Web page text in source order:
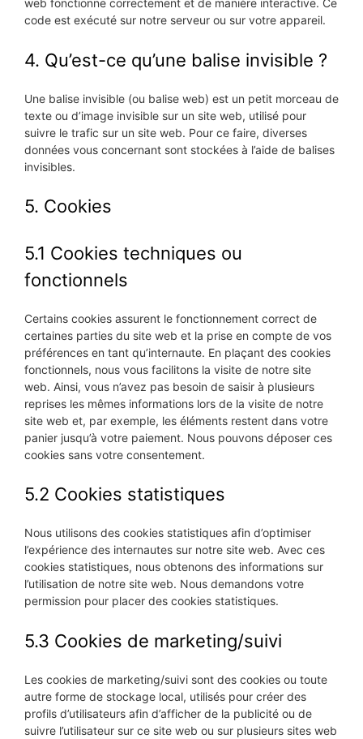
web fonctionne correctement et de manière interactive. Ce
code est exécuté sur notre serveur ou sur votre appareil.
4. Qu’est-ce qu’une balise invisible ?
Une balise invisible (ou balise web) est un petit morceau de
texte ou d’image invisible sur un site web, utilisé pour
suivre le trafic sur un site web. Pour ce faire, diverses
données vous concernant sont stockées à l’aide de balises
invisibles.
5. Cookies
5.1 Cookies techniques ou
fonctionnels
Certains cookies assurent le fonctionnement correct de
certaines parties du site web et la prise en compte de vos
préférences en tant qu’internaute. En plaçant des cookies
fonctionnels, nous vous facilitons la visite de notre site
web. Ainsi, vous n’avez pas besoin de saisir à plusieurs
reprises les mêmes informations lors de la visite de notre
site web et, par exemple, les éléments restent dans votre
panier jusqu’à votre paiement. Nous pouvons déposer ces
cookies sans votre consentement.
5.2 Cookies statistiques
Nous utilisons des cookies statistiques afin d’optimiser
l’expérience des internautes sur notre site web. Avec ces
cookies statistiques, nous obtenons des informations sur
l’utilisation de notre site web. Nous demandons votre
permission pour placer des cookies statistiques.
5.3 Cookies de marketing/suivi
Les cookies de marketing/suivi sont des cookies ou toute
autre forme de stockage local, utilisés pour créer des
profils d’utilisateurs afin d’afficher de la publicité ou de
suivre l’utilisateur sur ce site web ou sur plusieurs sites web